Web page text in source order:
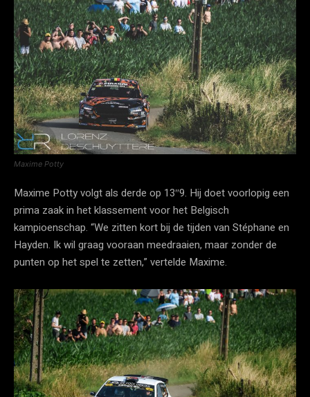
Maxime Potty
Maxime Potty volgt als derde op 13″9. Hij doet voorlopig een
prima zaak in het klassement voor het Belgisch
kampioenschap. “We zitten kort bij de tijden van Stéphane en
Hayden. Ik wil graag vooraan meedraaien, maar zonder de
punten op het spel te zetten,” vertelde Maxime.